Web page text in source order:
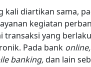
kali diartikan sama,
kegiatan
yang
Pada bank online,
banking,dan lain